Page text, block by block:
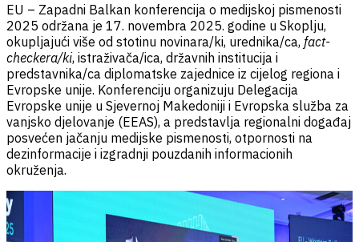
EU – Zapadni Balkan konferencija o medijskoj pismenosti
2025 održana je 17. novembra 2025. godine u Skoplju,
okupljajući više od stotinu novinara/ki, urednika/ca, fact-
checkera/ki, istraživača/ica, državnih institucija i
predstavnika/ca diplomatske zajednice iz cijelog regiona i
Evropske unije. Konferenciju organizuju Delegacija
Evropske unije u Sjevernoj Makedoniji i Evropska služba za
vanjsko djelovanje (EEAS), a predstavlja regionalni događaj
posvećen jačanju medijske pismenosti, otpornosti na
dezinformacije i izgradnji pouzdanih informacionih
okruženja.